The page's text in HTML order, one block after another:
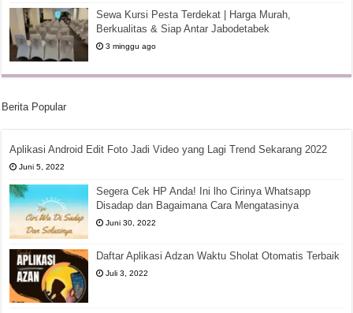
Sewa Kursi Pesta Terdekat | Harga Murah,
Berkualitas & Siap Antar Jabodetabek
3 minggu ago
Berita Popular
Aplikasi Android Edit Foto Jadi Video yang Lagi Trend Sekarang 2022
Juni 5, 2022
Segera Cek HP Anda! Ini lho Cirinya Whatsapp
Disadap dan Bagaimana Cara Mengatasinya
Juni 30, 2022
Daftar Aplikasi Adzan Waktu Sholat Otomatis Terbaik
Juli 3, 2022